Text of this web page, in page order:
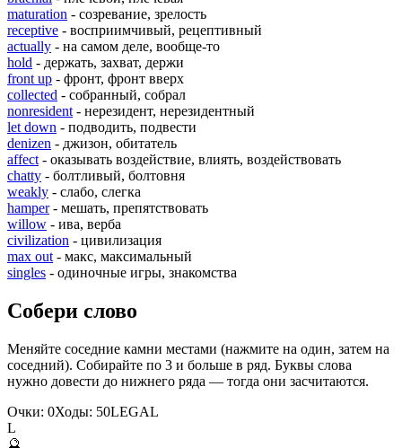
maturation - созревание, зрелость
receptive - восприимчивый, рецептивный
actually - на самом деле, вообще-то
hold - держать, захват, держи
front up - фронт, фронт вверх
collected - собранный, собрал
nonresident - нерезидент, нерезидентный
let down - подводить, подвести
denizen - джизон, обитатель
affect - оказывать воздействие, влиять, воздействовать
chatty - болтливый, болтовня
weakly - слабо, слегка
hamper- мешать, препятствовать
willow - ива, верба
civilization - цивилизация
max out - макс, максимальный
singles - одиночные игры, знакомства
Собери слово
Меняйте соседние камни местами (нажмите на один, затем на
соседний). Собирайте по 3 и больше в ряд. Буквы слова
нужно довести до нижнего ряда — тогда они засчитаются.
Очки: 0Ходы: 50LEGAL
L
🔮